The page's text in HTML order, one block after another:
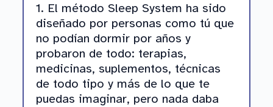
1. El método Sleep System ha sido
diseñado por personas como tú que
no podían dormir por años y
probaron de todo: terapias,
medicinas, suplementos, técnicas
de todo tipo y más de lo que te
puedas imaginar, pero nada daba